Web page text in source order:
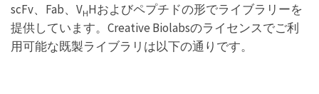
scFv、Fab、VHHおよびペプチドの形でライブラリーを
提供しています。Creative Biolabsのライセンスでご利
用可能な既製ライブラリは以下の通りです。